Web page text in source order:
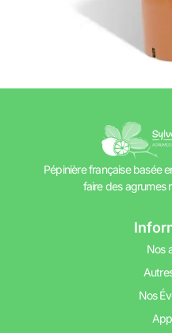
Pépinière française basée
faire des agrumes
Nos
Nos